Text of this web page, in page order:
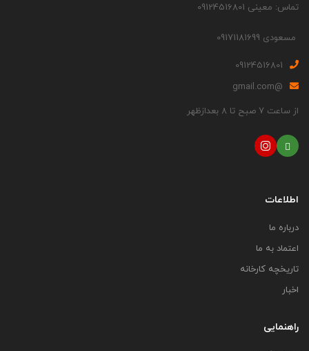
تماس: معینی 09124516801
مسعودی 09171181699
09124516801
@gmail.com
از ساعت 7 صبح تا 8 بعدازظهر
اطلاعات
درباره ما
اعتماد به ما
تاریخچه کارخانه
اخبار
راهنمایی